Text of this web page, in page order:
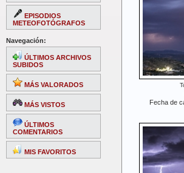
EPISODIOS
METEOFOTÓGRAFOS
Navegación:
ÚLTIMOS ARCHIVOS
SUBIDOS
MÁS VALORADOS
MÁS VISTOS
ÚLTIMOS
COMENTARIOS
MIS FAVORITOS
Fecha de